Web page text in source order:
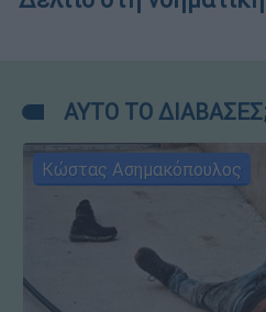
ΑΥΤΟ ΤΟ
Κώστας Ασημακόπουλος